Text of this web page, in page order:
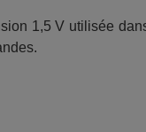
1,5 V utilisée